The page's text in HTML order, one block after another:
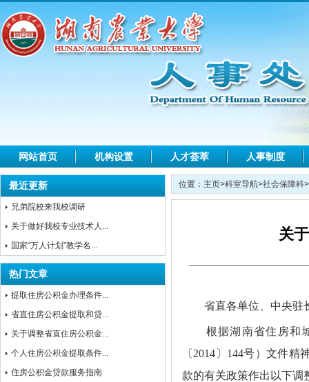
网站首页 机构设置 人才荟萃 人事制度
最近更新
兄弟院校来我校调研
关于做好我校专业技术人...
国家“万人计划”教学名...
热门文章
提取住房公积金办理条件...
省直住房公积金提取和贷...
关于调整省直住房公积金...
个人住房公积金提取条件...
住房公积金贷款服务指南
位置： 主页>科室导航>社会保障科>
关
省直各单位、中央驻
根据湖南省住房和
〔 2014 〕 144号）文件精
款的有关政策作出以下调